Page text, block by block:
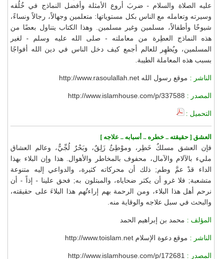
عليه الصلاة والسلام - ضربَ أروع الأمثلة وأفضل النماذج في خُلُقه
وسيرته وتعامله مع الناس بكل مستوياتها: متعلمين وجهالاً، رجالاً ونساءً،
شيوخًا وأطفالاً، مسلمين وغير مسلمين. وهذا الكتاب يتناول بعضًا من
هذه النماذج العطِرة من معاملته - صلى الله عليه وسلم - لغير
المسلمين، ويُظهِر للعالم أجمع كيف دخل الناس في دين الله أفواجًا
بسبب هذه المعاملة الطيبة.
الناشر : موقع رسول الله http://www.rasoulallah.net
المصدر : http://www.islamhouse.com/p/337588
التحميل :
العشق [ حقيقته .. خطره .. أسبابه .. علاجه ]
فإن العشق مسلكٌ خَطِر، وموْطِئٌ زَلِقٌ، وبَحْرٌ لُجِّيٌّ، وعالم العشاق
مليء بالآلام والآمال، محفوف بالمخاطر والأهوال. هذا وإن البلاء بهذا
الداء قدْ عمَّ وطم; ذلك أن محركاته كثيرة، والدواعي إليه متنوعة
متشعبة; فلا غرو أن يكثر ضحاياه، والمبتلون به; فحق علينا - إذاً - أن
نرحم أهل هذا البلاء، ومن الرحمة بهم إراءتُهم هذا البلاءَ على حقيقته،
والبحث في سبل علاجه والوقاية منه.
المؤلف : محمد بن إبراهيم الحمد
الناشر : موقع دعوة الإسلام http://www.toislam.net
المصدر : http://www.islamhouse.com/p/172681